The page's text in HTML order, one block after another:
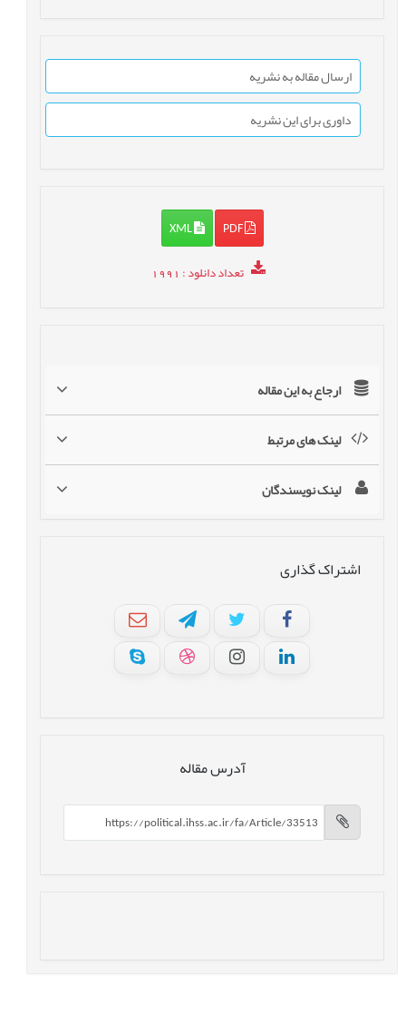
ارسال مقاله به نشریه
داوری برای این نشریه
PDF
XML
تعداد دانلود: 1991
ارجاع به این مقاله
لینک های مرتبط
لینک نویسندگان
اشتراک گذاری
آدرس مقاله